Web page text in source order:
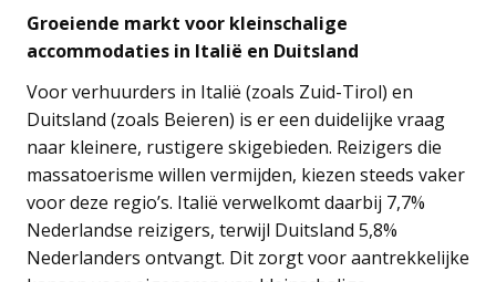
Groeiende markt voor kleinschalige
accommodaties in Italië en Duitsland
Voor verhuurders in Italië (zoals Zuid-Tirol) en
Duitsland (zoals Beieren) is er een duidelijke vraag
naar kleinere, rustigere skigebieden. Reizigers die
massatoerisme willen vermijden, kiezen steeds vaker
voor deze regio’s. Italië verwelkomt daarbij 7,7%
Nederlandse reizigers, terwijl Duitsland 5,8%
Nederlanders ontvangt. Dit zorgt voor aantrekkelijke